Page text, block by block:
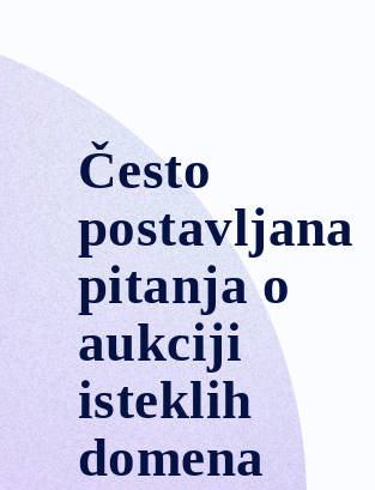
Često
postavljana
pitanja o
aukciji
isteklih
domena